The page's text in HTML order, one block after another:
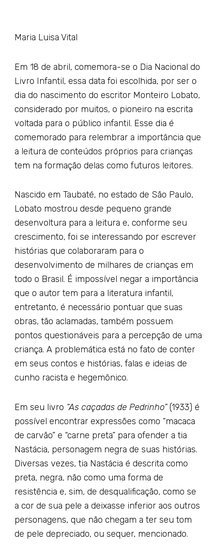
Maria Luisa Vital
Em 18 de abril, comemora-se o Dia Nacional do
Livro Infantil, essa data foi escolhida, por ser o
dia do nascimento do escritor Monteiro Lobato,
considerado por muitos, o pioneiro na escrita
voltada para o público infantil. Esse dia é
comemorado para relembrar a importância que
a leitura de conteúdos próprios para crianças
tem na formação delas como futuros leitores.
Nascido em Taubaté, no estado de São Paulo,
Lobato mostrou desde pequeno grande
desenvoltura para a leitura e, conforme seu
crescimento, foi se interessando por escrever
histórias que colaboraram para o
desenvolvimento de milhares de crianças em
todo o Brasil. É impossível negar a importância
que o autor tem para a literatura infantil,
entretanto, é necessário pontuar que suas
obras, tão aclamadas, também possuem
pontos questionáveis para a percepção de uma
criança. A problemática está no fato de conter
em seus contos e histórias, falas e ideias de
cunho racista e hegemônico.
Em seu livro “As caçadas de Pedrinho”(1933) é
possível encontrar expressões como “macaca
de carvão” e “carne preta” para ofender a tia
Nastácia, personagem negra de suas histórias.
Diversas vezes, tia Nastácia é descrita como
preta, negra, não como uma forma de
resistência e, sim, de desqualificação, como se
a cor de sua pele a deixasse inferior aos outros
personagens, que não chegam a ter seu tom
de pele depreciado, ou sequer, mencionado.